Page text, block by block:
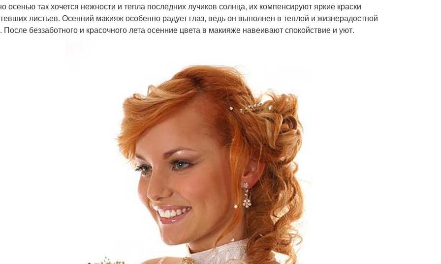
осенью так хочется нежности и тепла последних лучиков солнца, их компенсируют яркие краски
листьев. Осенний макияж особенно радует глаз, ведь он выполнен в теплой и жизнерадостной
После беззаботного и красочного лета осенние цвета в макияже навеивают спокойствие и уют.